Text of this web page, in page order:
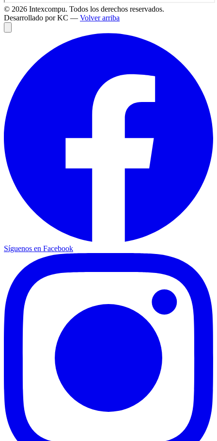
© 2026 Intexcompu. Todos los derechos reservados.
Desarrollado por KC — Volver arriba
Síguenos en Facebook